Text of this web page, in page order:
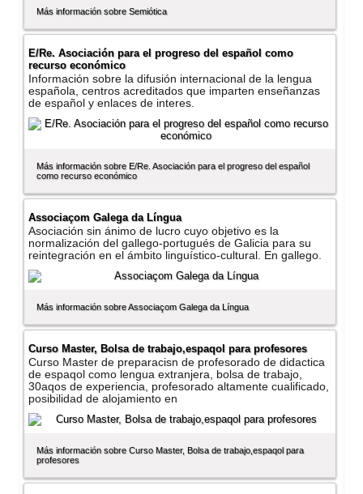
Más información sobre Semiótica
E/Re. Asociación para el progreso del español como
recurso económico
Información sobre la difusión internacional de la lengua
española, centros acreditados que imparten enseñanzas
de español y enlaces de interes.
Más información sobre E/Re. Asociación para el progreso del español
como recurso económico
Associaçom Galega da Lí­ngua
Asociación sin ánimo de lucro cuyo objetivo es la
normalización del gallego-portugués de Galicia para su
reintegración en el ámbito linguí­stico-cultural. En gallego.
Más información sobre Associaçom Galega da Lí­ngua
Curso Master, Bolsa de trabajo,espaqol para profesores
Curso Master de preparacisn de profesorado de didactica
de espaqol como lengua extranjera, bolsa de trabajo,
30aqos de experiencia, profesorado altamente cualificado,
posibilidad de alojamiento en
Más información sobre Curso Master, Bolsa de trabajo,espaqol para
profesores